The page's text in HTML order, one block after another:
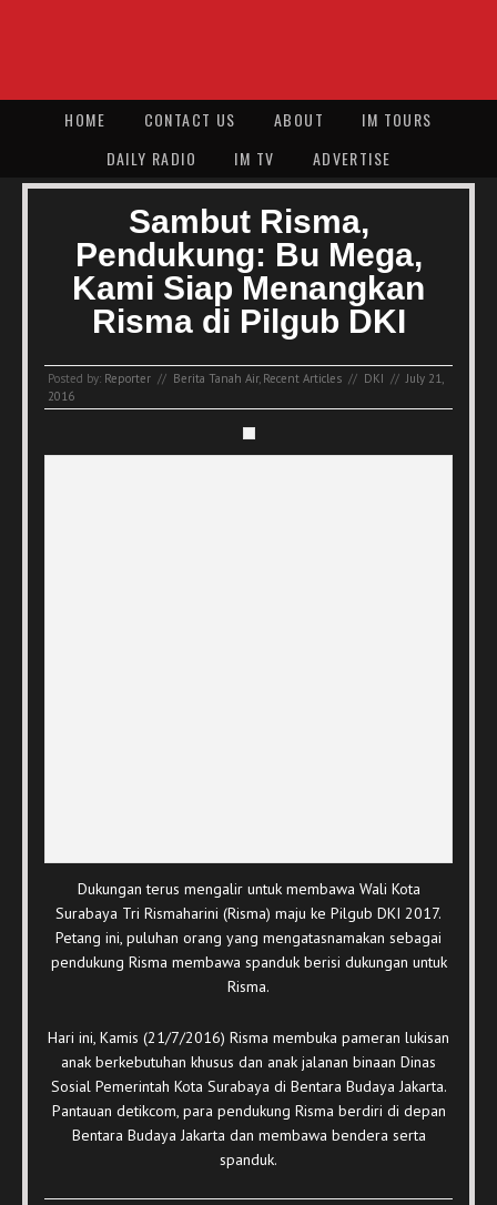
HOME CONTACT US ABOUT
IM TOURS
DAILY RADIO
IM TV ADVERTISE
Sambut Risma,
Pendukung: Bu Mega,
Kami Siap Menangkan
Risma di Pilgub DKI
Posted by: Reporter // Berita Tanah Air, Recent Articles // DKI // July 21,
2016
Dukungan terus mengalir untuk membawa Wali Kota
Surabaya Tri Rismaharini (Risma) maju ke Pilgub DKI 2017.
Petang ini, puluhan orang yang mengatasnamakan sebagai
pendukung Risma membawa spanduk berisi dukungan untuk
Risma.
Hari ini, Kamis (21/7/2016) Risma membuka pameran lukisan
anak berkebutuhan khusus dan anak jalanan binaan Dinas
Sosial Pemerintah Kota Surabaya di Bentara Budaya Jakarta.
Pantauan detikcom, para pendukung Risma berdiri di depan
Bentara Budaya Jakarta dan membawa bendera serta
spanduk.